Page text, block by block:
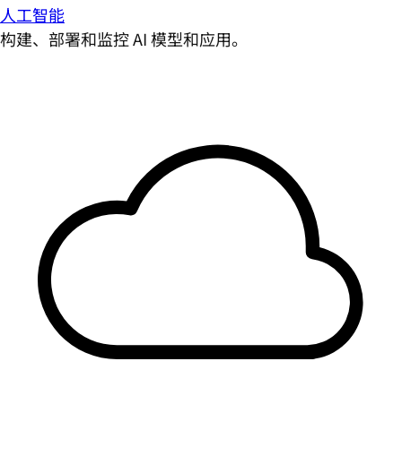
人工智能
构建、部署和监控 AI 模型和应用。